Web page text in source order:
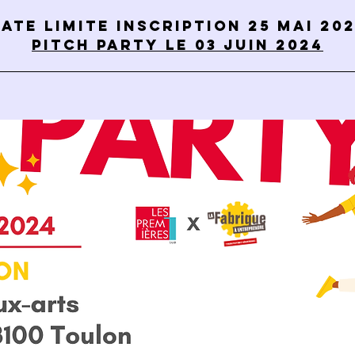
limite inscription 25 MAI
Pitch party le 03 juin 2024